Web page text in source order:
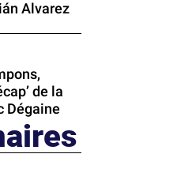
Alvarez
de la
Dégaine